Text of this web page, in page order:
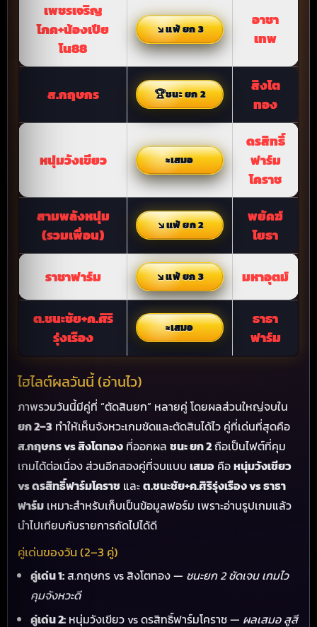
เพชรเจริญ
โภค+น้องเปีย
โน88
แพ้ ยก 3
อาชา
เทพ
ส.กฤษกร ชนะ ยก 2
สิงโต
ทอง
หนุ่มวังเขียว เสมอ
ดรสิทธิ์
ฟาร์ม
โคราช
สามพลังหนุ่ม
(รวมเพื่อน)
แพ้ ยก 2
พยัคฆ์
โยธา
ราชาฟาร์ม แพ้ ยก 3 มหาอุตม์
ต.ชนะชัย+ค.ศิริ
รุ่งเรือง
เสมอ
ธาธา
ฟาร์ม
ไฮไลต์ผลวันนี้ (อ่านไว)
ภาพรวมวันนี้มีคู่ที่ “ตัดสินยก” หลายคู่ โดยผลส่วนใหญ่จบใน
ยก 2–3 ทำให้เห็นจังหวะเกมชัดและตัดสินได้ไว คู่ที่เด่นที่สุดคือ
ส.กฤษกร vs สิงโตทอง ที่ออกผล ชนะ ยก 2ถือเป็นไฟต์ที่คุม
เกมได้ต่อเนื่อง ส่วนอีกสองคู่ที่จบแบบ เสมอ คือหนุ่มวังเขียว
vs ดรสิทธิ์ฟาร์มโคราช และต.ชนะชัย+ค.ศิริรุ่งเรือง vs ธาธา
ฟาร์ม เหมาะสำหรับเก็บเป็นข้อมูลฟอร์ม เพราะอ่านรูปเกมแล้ว
นำไปเทียบกับรายการถัดไปได้ดี
คู่เด่นของวัน (2–3 คู่)
คู่เด่น 1:ส.กฤษกร vs สิงโตทอง — ชนะยก 2 ชัดเจน เกมไว
คุมจังหวะดี
คู่เด่น 2: หนุ่มวังเขียว vs ดรสิทธิ์ฟาร์มโคราช — ผลเสมอ สูสี